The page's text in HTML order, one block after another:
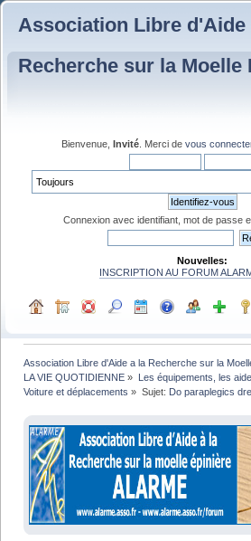
Association Libre d'Aide
Recherche sur la Moelle
Bienvenue, Invité . Merci de vous
Connexion avec identifiant, mot de passe
Nouvelles:
INSCRIPTION AU FORUM
Association Libre d'Aide a la Recherche sur la
LA VIE QUOTIDIENNE » Les équipements, les
Voiture et déplacements » Sujet: Do paraplegics